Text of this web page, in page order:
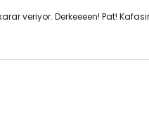
veriyor. Derkeeeen! Pat!